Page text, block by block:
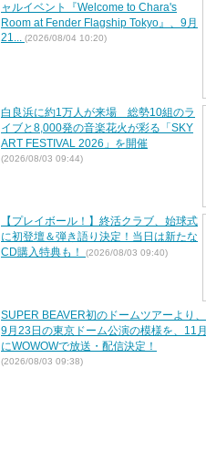
ャルイベント『Welcome to Chara's
Room at Fender Flagship Tokyo』、9月
21... (2026/08/04 10:20)
白良浜に約1万人が来場 総勢10組のラ
イブと8,000発の音楽花火が彩る「SKY
ART FESTIVAL 2026」を開催
(2026/08/03 09:44)
【プレイボール！】終活クラブ、始球式
に初登壇＆弾き語り決定！当日は新たな
CD購入特典も！
(2026/08/03 09:40)
SUPER BEAVER初のドームツアーより、
9月23日の東京ドーム公演の模様を、11月
にWOWOWで放送・配信決定！
(2026/08/03 09:38)